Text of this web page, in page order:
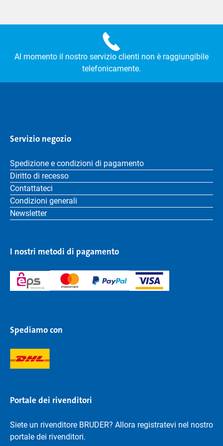
Al momento il nostro servizio clienti non è raggiungibile
telefonicamente.
Servizio negozio
Spedizione e condizioni di pagamento
Diritto di recesso
Contattateci
Condizioni generali
Newsletter
I nostri metodi di pagamento
Spediamo con
Portale dei rivenditori
Siete un rivenditore BRUDER? Allora registratevi nel nostro
portale dei rivenditori.